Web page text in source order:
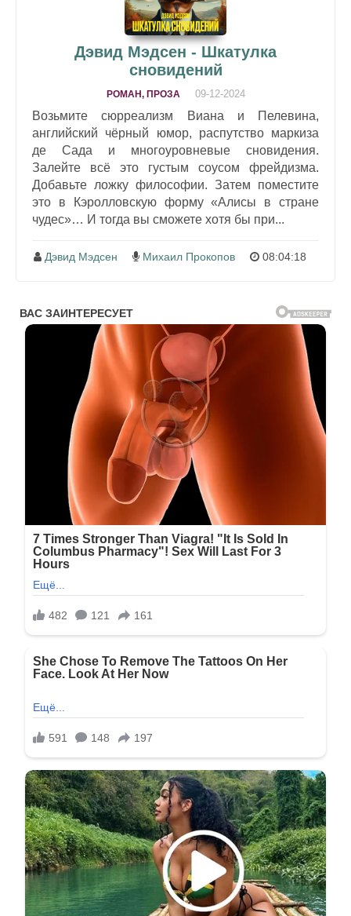
Дэвид Мэдсен - Шкатулка
сновидений
РОМАН, ПРОЗА 09-12-2024
Возьмите сюрреализм Виана и Пелевина,
английский чёрный юмор, распутство маркиза
де Сада и многоуровневые сновидения.
Залейте всё это густым соусом фрейдизма.
Добавьте ложку философии. Затем поместите
это в Кэролловскую форму «Алисы в стране
чудес»… И тогда вы сможете хотя бы при...
Дэвид Мэдсен Михаил Прокопов 08:04:18